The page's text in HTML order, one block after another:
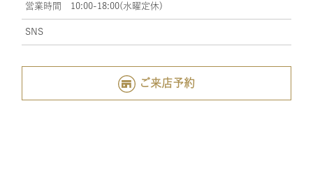
営業時間 10:00-18:00(水曜定休)
SNS
ご来店予約